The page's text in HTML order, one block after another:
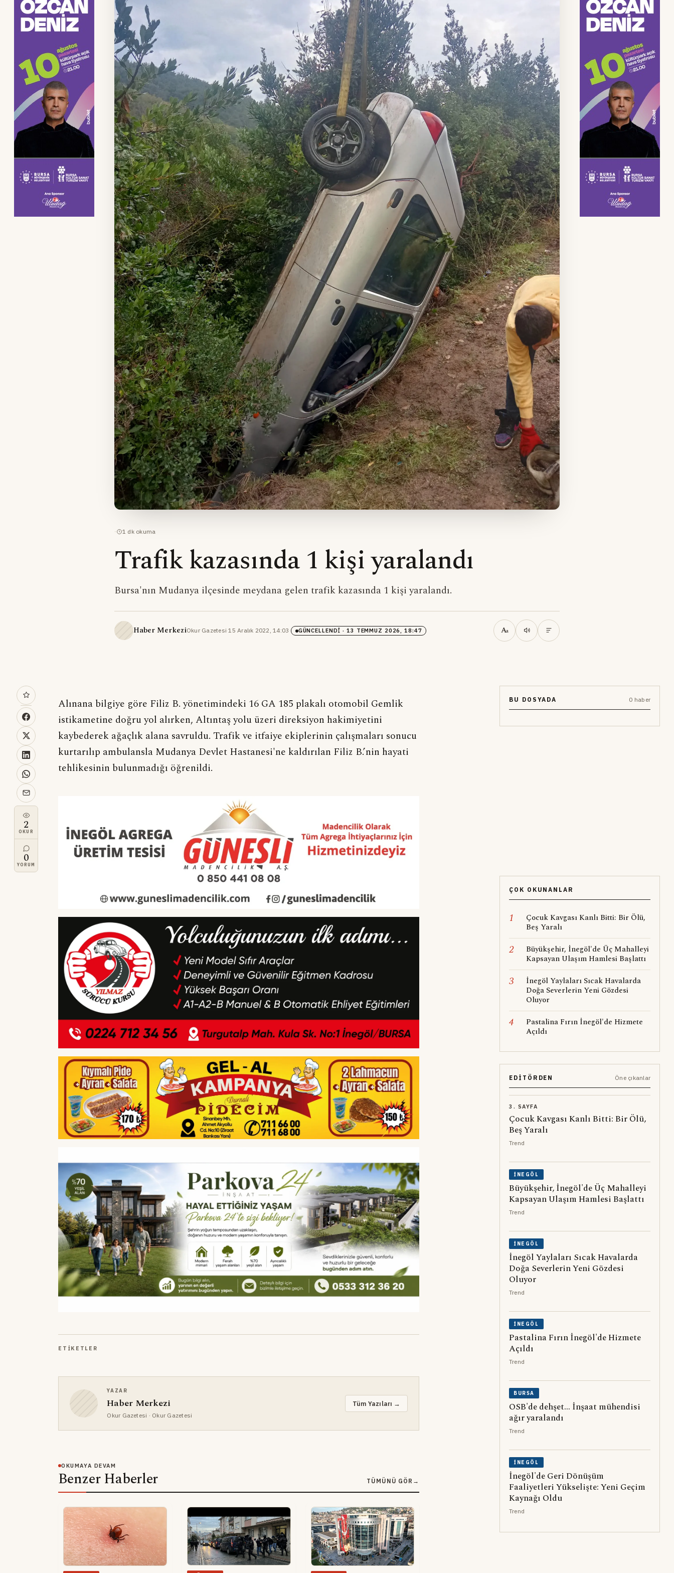
· 1 dk okuma
Trafik kazasında 1 kişi yaralandı
Bursa'nın Mudanya ilçesinde meydana gelen trafik kazasında 1 kişi yaralandı.
Haber MerkeziOkur Gazetesi·15 Aralık 2022, 14:03· GÜNCELLENDI · 13 TEMMUZ 2026, 18:47 Aa
2
OKUR
0
YORUM
Alınana bilgiye göre Filiz B. yönetimindeki 16 GA 185 plakalı otomobil Gemlik
istikametine doğru yol alırken, Altıntaş yolu üzeri direksiyon hakimiyetini
kaybederek ağaçlık alana savruldu. Trafik ve itfaiye ekiplerinin çalışmaları sonucu
kurtarılıp ambulansla Mudanya Devlet Hastanesi'ne kaldırılan Filiz B.’nin hayati
tehlikesinin bulunmadığı öğrenildi.
ETIKETLER
YAZAR
Haber Merkezi
Okur Gazetesi · Okur Gazetesi
Tüm Yazıları →
OKUMAYA DEVAM
Benzer Haberler TÜMÜNÜ GÖR →
BU DOSYADA 0 haber
ÇOK OKUNANLAR
1
Çocuk Kavgası Kanlı Bitti: Bir Ölü,
Beş Yaralı
2
Büyükşehir, İnegöl'de Üç Mahalleyi
Kapsayan Ulaşım Hamlesi Başlattı
3
İnegöl Yaylaları Sıcak Havalarda
Doğa Severlerin Yeni Gözdesi
Oluyor
4
Pastalina Fırın İnegöl'de Hizmete
Açıldı
EDITÖRDEN Öne çıkanlar
3. SAYFA
Çocuk Kavgası Kanlı Bitti: Bir Ölü,
Beş Yaralı
Trend
İNEGÖL
Büyükşehir, İnegöl'de Üç Mahalleyi
Kapsayan Ulaşım Hamlesi Başlattı
Trend
İNEGÖL
İnegöl Yaylaları Sıcak Havalarda
Doğa Severlerin Yeni Gözdesi
Oluyor
Trend
İNEGÖL
Pastalina Fırın İnegöl'de Hizmete
Açıldı
Trend
BURSA
OSB'de dehşet... İnşaat mühendisi
ağır yaralandı
Trend
İNEGÖL
İnegöl'de Geri Dönüşüm
Faaliyetleri Yükselişte: Yeni Geçim
Kaynağı Oldu
Trend